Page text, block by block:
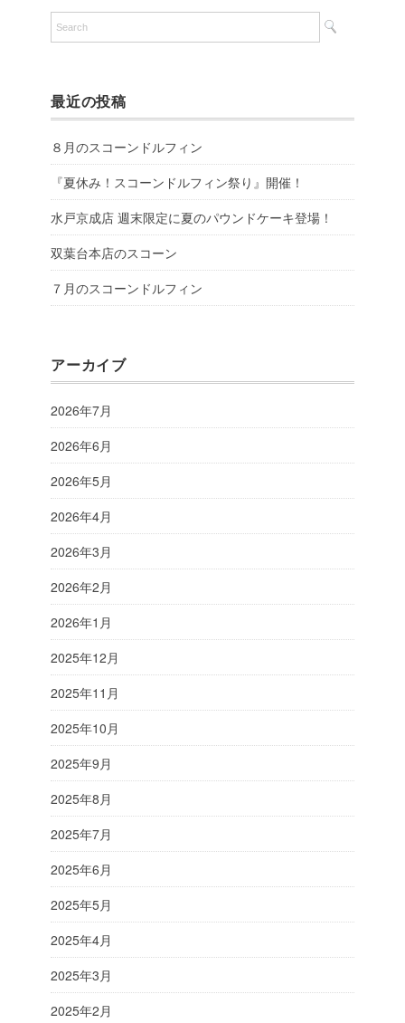
最近の投稿
８月のスコーンドルフィン
『夏休み！スコーンドルフィン祭り』開催！
水戸京成店 週末限定に夏のパウンドケーキ登場！
双葉台本店のスコーン
７月のスコーンドルフィン
アーカイブ
2026年7月
2026年6月
2026年5月
2026年4月
2026年3月
2026年2月
2026年1月
2025年12月
2025年11月
2025年10月
2025年9月
2025年8月
2025年7月
2025年6月
2025年5月
2025年4月
2025年3月
2025年2月